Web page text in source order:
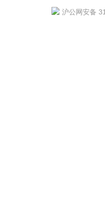
沪公网安备